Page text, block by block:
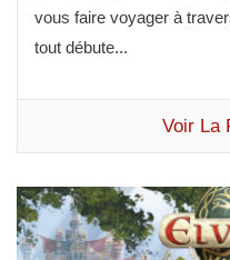
vous faire voyager à
tout débute...
Voir La